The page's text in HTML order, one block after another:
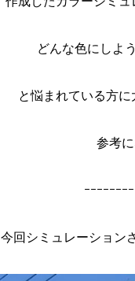
どんな色にしよ
と悩まれている方
参考
ｰｰｰｰｰｰｰ
今回シミュレーション